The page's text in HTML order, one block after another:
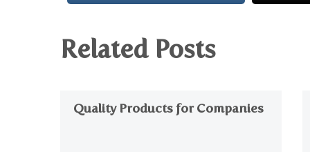
Related Posts
Quality Products for Companies